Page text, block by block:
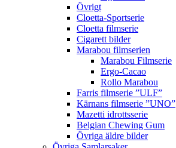
Övrigt
Cloetta-Sportserie
Cloetta filmserie
Cigarett bilder
Marabou filmserien
Marabou Filmserie
Ergo-Cacao
Rollo Marabou
Farris filmserie ”ULF”
Kärnans filmserie ”UNO”
Mazetti idrottsserie
Belgian Chewing Gum
Övriga äldre bilder